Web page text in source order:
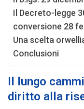
Il Decreto-legge
conversione 28
Una scelta
Conclusioni
Il lungo
diritto alla